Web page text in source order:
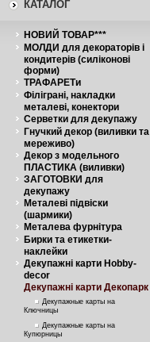
КАТАЛОГ
НОВИЙ ТОВАР***
МОЛДИ для декораторів і
кондитерів (силіконові
форми)
ТРАФАРЕТи
Філіграні, накладки
металеві, конектори
Серветки для декупажу
Гнучкий декор (виливки та
мереживо)
Декор з модельного
ПЛАСТИКА (виливки)
ЗАГОТОВКИ для
декупажу
Металеві підвіски
(шармики)
Металева фурнітура
Бирки та етикетки-
наклейки
Декупажні карти Hobby-
decor
Декупажні карти Декопарк
Декупажные карты на
Ключницы
Декупажные карты на
Купюрницы